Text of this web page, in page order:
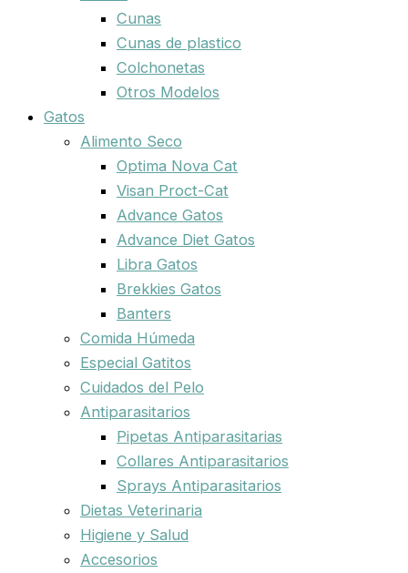
Cunas
Cunas de plastico
Colchonetas
Otros Modelos
Gatos
Alimento Seco
Optima Nova Cat
Visan Proct-Cat
Advance Gatos
Advance Diet Gatos
Libra Gatos
Brekkies Gatos
Banters
Comida Húmeda
Especial Gatitos
Cuidados del Pelo
Antiparasitarios
Pipetas Antiparasitarias
Collares Antiparasitarios
Sprays Antiparasitarios
Dietas Veterinaria
Higiene y Salud
Accesorios